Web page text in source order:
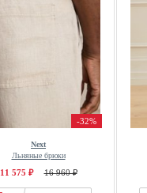
-32%
Next
Льняные брюки
11 575 ₽ 16 960 ₽